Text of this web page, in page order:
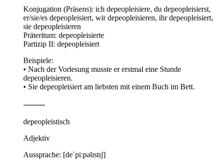
Konjugation (Präsens): ich depeopleisiere, du depeopleisierst,
er/sie/es depeopleisiert, wir depeopleisieren, ihr depeopleisiert,
sie depeopleisieren
Präteritum: depeopleisierte
Partizip II: depeopleisiert
Beispiele:
• Nach der Vorlesung musste er erstmal eine Stunde
depeopleisieren.
• Sie depeopleisiert am liebsten mit einem Buch im Bett.
⸻
depeopleistisch
Adjektiv
Aussprache: [deˈpiːpəlɪstɪʃ]